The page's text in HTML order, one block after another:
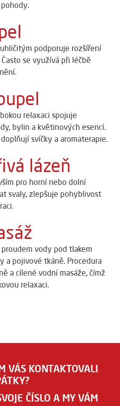
podporuje rozšíření
se využívá při léčbě
relaxaci spojuje
bylin a květinových esencí.
svíčky a aromaterapie.
lázeň
pro horní nebo dolní
svaly, zlepšuje pohyblivost
vody pod tlakem
a pojivové tkáně. Procedura
a cílené vodní masáže, čímž
relaxaci.
VÁS KONTAKTOVALI
ČÍSLO A MY VÁM